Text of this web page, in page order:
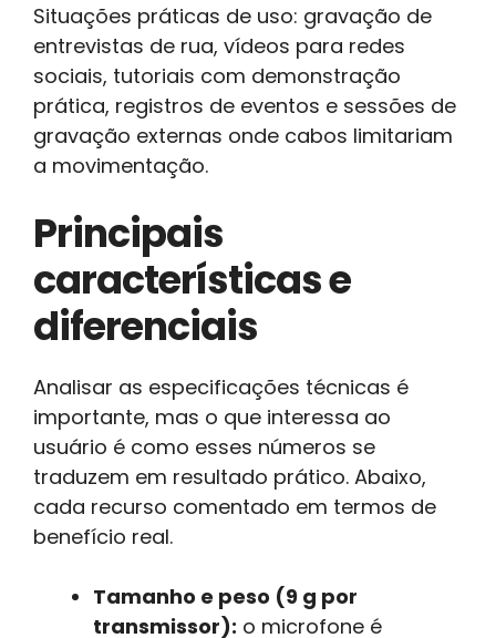
Situações práticas de uso: gravação de
entrevistas de rua, vídeos para redes
sociais, tutoriais com demonstração
prática, registros de eventos e sessões de
gravação externas onde cabos limitariam
a movimentação.
Principais
características e
diferenciais
Analisar as especificações técnicas é
importante, mas o que interessa ao
usuário é como esses números se
traduzem em resultado prático. Abaixo,
cada recurso comentado em termos de
benefício real.
Tamanho e peso (9 g por
transmissor): o microfone é